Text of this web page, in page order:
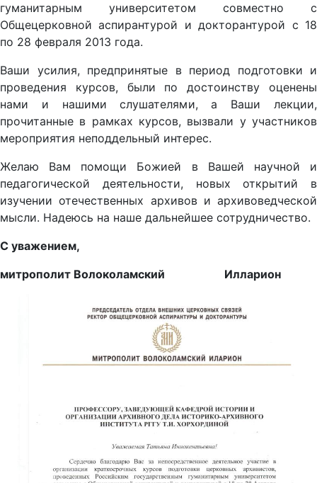
гуманитарным университетом совместно с
Общецерковной аспирантурой и докторантурой с 18
по 28 февраля 2013 года.
Ваши усилия, предпринятые в период подготовки и
проведения курсов, были по достоинству оценены
нами и нашими слушателями, а Ваши лекции,
прочитанные в рамках курсов, вызвали у участников
мероприятия неподдельный интерес.
Желаю Вам помощи Божией в Вашей научной и
педагогической деятельности, новых открытий в
изучении отечественных архивов и архивоведческой
мысли. Надеюсь на наше дальнейшее сотрудничество.
С уважением,
митрополит Волоколамский Илларион